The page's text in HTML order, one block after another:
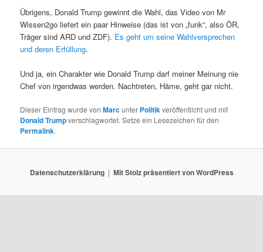
Übrigens, Donald Trump gewinnt die Wahl, das Video von Mr
Wissen2go liefert ein paar Hinweise (das ist von „funk“, also ÖR,
Träger sind ARD und ZDF). Es geht um seine Wahlversprechen
und deren Erfüllung.
Und ja, ein Charakter wie Donald Trump darf meiner Meinung nie
Chef von irgendwas werden. Nachtreten, Häme, geht gar nicht.
Dieser Eintrag wurde vonMarcunter Politikveröffentlicht und mit
Donald Trumpverschlagwortet. Setze ein Lesezeichen für den
Permalink.
Datenschutzerklärung Mit Stolz präsentiert von WordPress